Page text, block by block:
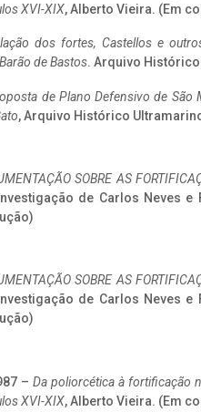
XVI-XIX, Alberto Vieira. (Em
dos fortes, Castellos e
de Bastos. Arquivo
de Plano Defensivo de São
, Arquivo Histórico
SOBRE AS
de Carlos Neves
SOBRE AS
de Carlos Neves
– Da poliorcética à fortificação
XVI-XIX, Alberto Vieira. (Em